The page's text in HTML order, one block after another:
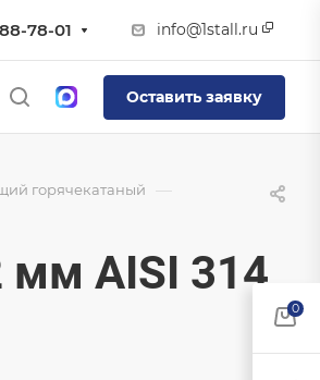
78-01 info@1stall.ru
Оставить заявку
горячекатаный —
мм AISI 314
0